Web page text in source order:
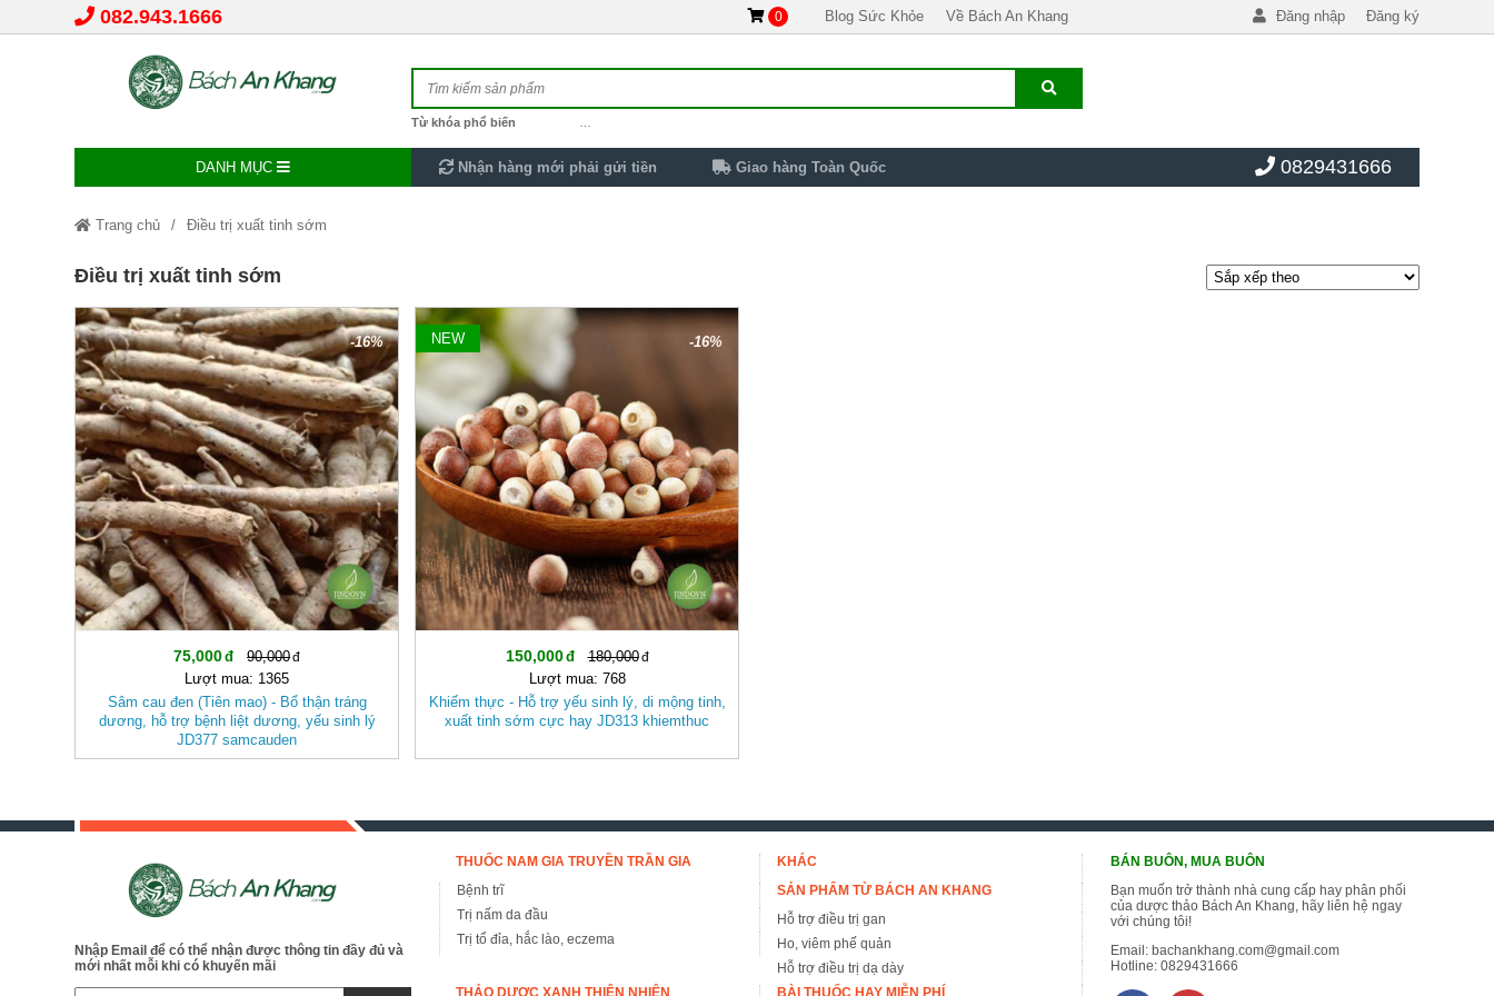
082.943.1666 0 Blog Sức Khỏe Về Bách An Khang Đăng nhập Đăng ký
Từ khóa phổ biến
DANH MỤC Nhận hàng mới phải gửi tiền Giao hàng Toàn Quốc 0829431666
Trang chủ Điều trị xuất tinh sớm
Điều trị xuất tinh sớm
-16%
75,000
90,000
Lượt mua: 1365
Sâm cau đen (Tiên mao) - Bổ thận tráng
dương, hỗ trợ bệnh liệt dương, yếu sinh lý
JD377 samcauden
-16%
NEW
150,000
180,000
Lượt mua: 768
Khiếm thực - Hỗ trợ yếu sinh lý, di mộng tinh,
xuất tinh sớm cực hay JD313 khiemthuc
Nhập Email để có thể nhận được thông tin đầy đủ và
mới nhất mỗi khi có khuyến mãi
THUỐC NAM GIA TRUYỀN TRẦN GIA
Bệnh trĩ
Trị nấm da đầu
Trị tổ đỉa, hắc lào, eczema
KHÁC
SẢN PHẨM TỪ BÁCH AN KHANG
Hỗ trợ điều trị gan
Ho, viêm phế quản
Hỗ trợ điều trị dạ dày
THẢO DƯỢC XANH THIÊN NHIÊN
BÀI THUỐC HAY MIỄN PHÍ
BÁN BUÔN, MUA BUÔN
Bạn muốn trở thành nhà cung cấp hay phân phối
của dược thảo Bách An Khang, hãy liên hệ ngay
với chúng tôi!
Email:bachankhang.com@gmail.com
Hotline:0829431666